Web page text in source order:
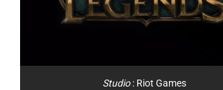
Studio: Riot Games